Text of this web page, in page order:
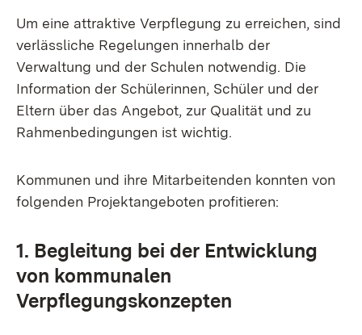
Um eine attraktive Verpflegung zu erreichen, sind
verlässliche Regelungen innerhalb der
Verwaltung und der Schulen notwendig. Die
Information der Schülerinnen, Schüler und der
Eltern über das Angebot, zur Qualität und zu
Rahmenbedingungen ist wichtig.
Kommunen und ihre Mitarbeitenden konnten von
folgenden Projektangeboten profitieren:
1. Begleitung bei der Entwicklung
von kommunalen
Verpflegungskonzepten